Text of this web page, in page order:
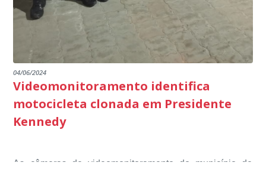
04/06/2024
Videomonitoramento identifica
motocicleta clonada em Presidente
Kennedy
As câmeras de videomonitoramento do município de